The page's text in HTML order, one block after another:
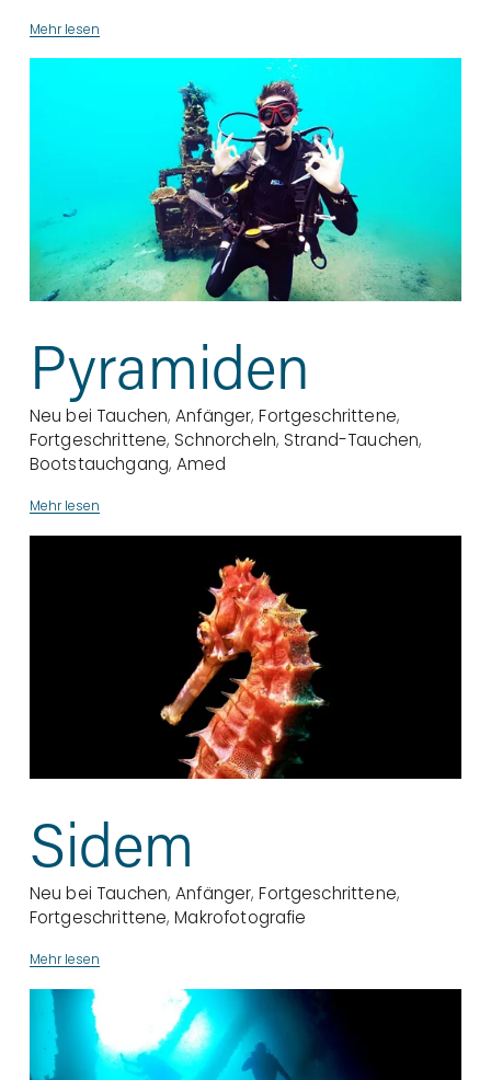
Mehr lesen
Neu bei Tauchen,Anfänger,Fortgeschrittene,
Fortgeschrittene, Schnorcheln, Strand-Tauchen,
Bootstauchgang,Amed
Pyramiden
Mehr lesen
Neu bei Tauchen,Anfänger,Fortgeschrittene,
Fortgeschrittene,Makrofotografie
Sidem
Mehr lesen